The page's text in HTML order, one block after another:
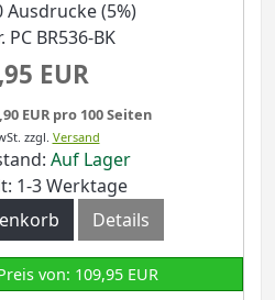
Ausdrucke (5%)
PC BR536-BK
EUR
EUR pro 100 Seiten
zzgl. Versand
Auf Lager
1-3 Werktage
Details
von: 109,95 EUR